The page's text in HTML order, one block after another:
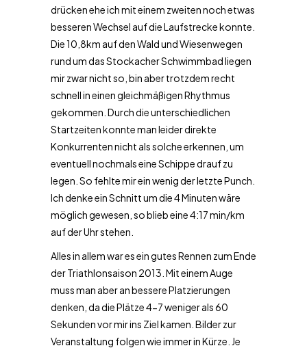
drücken ehe ich mit einem zweiten noch etwas
besseren Wechsel auf die Laufstrecke konnte.
Die 10,8km auf den Wald und Wiesenwegen
rund um das Stockacher Schwimmbad liegen
mir zwar nicht so, bin aber trotzdem recht
schnell in einen gleichmäßigen Rhythmus
gekommen. Durch die unterschiedlichen
Startzeiten konnte man leider direkte
Konkurrenten nicht als solche erkennen, um
eventuell nochmals eine Schippe drauf zu
legen. So fehlte mir ein wenig der letzte Punch.
Ich denke ein Schnitt um die 4 Minuten wäre
möglich gewesen, so blieb eine 4:17 min/km
auf der Uhr stehen.
Alles in allem war es ein gutes Rennen zum Ende
der Triathlonsaison 2013. Mit einem Auge
muss man aber an bessere Platzierungen
denken, da die Plätze 4-7 weniger als 60
Sekunden vor mir ins Ziel kamen. Bilder zur
Veranstaltung folgen wie immer in Kürze. Je